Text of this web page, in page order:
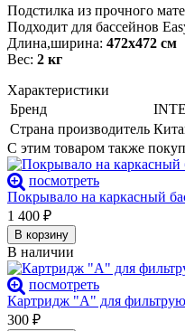
Подстилка из прочного
Подходит для бассейнов
Длина,ширина: 472х472 см
Вес: 2 кг
Характеристики
Бренд
Страна производитель
С этим товаром также
посмотреть
Покрывало на каркасный
1 400 ₽
В корзину
В наличии
посмотреть
Картридж "А" для
300 ₽